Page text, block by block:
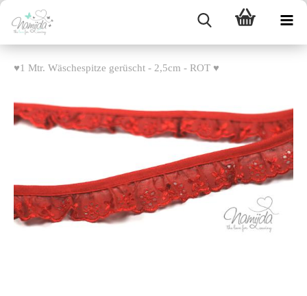
♥1 Mtr. Wäschespitze gerüscht - 2,5cm - ROT ♥